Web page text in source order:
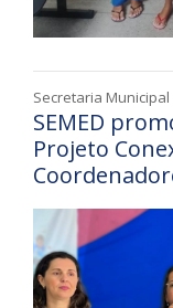
Secretaria Municipal
SEMED
Projeto